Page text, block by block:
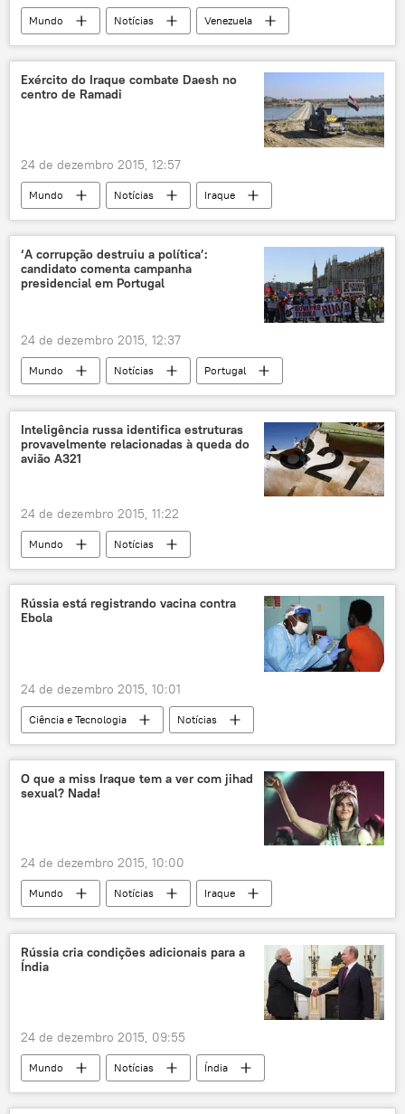
Mundo Notícias
Venezuela
Assembleia Nacional da Venezuela
Nicolás Maduro
Exército do Iraque combate Daesh no
centro de Ramadi
24 de dezembro 2015, 12:57
Mundo Notícias
Iraque
Ramadi
Anbar
Daesh
terrorismo
confrontos combates
‘A corrupção destruiu a política’:
candidato comenta campanha
presidencial em Portugal
24 de dezembro 2015, 12:37
Mundo Notícias
Portugal
Paulo Morais
presidência
União Europeia
eleições
Inteligência russa identifica estruturas
provavelmente relacionadas à queda do
avião A321
24 de dezembro 2015, 11:22
Mundo
Notícias
Queda do A321 russo no Egito
Egito
Kogalymavia
catástrofe
terrorismo
inteligência
Rússia está registrando vacina contra
Ebola
24 de dezembro 2015, 10:01
Ciência e Tecnologia
Notícias
Sociedade
ebola
vacina
Remédio russo contra ebola
Rússia
O que a miss Iraque tem a ver com jihad
sexual? Nada!
24 de dezembro 2015, 10:00
Mundo Notícias
Iraque
Daesh
terrorismo concurso
Rússia cria condições adicionais para a
Índia
24 de dezembro 2015, 09:55
Mundo Notícias
Índia
reunião
cooperação
comércio